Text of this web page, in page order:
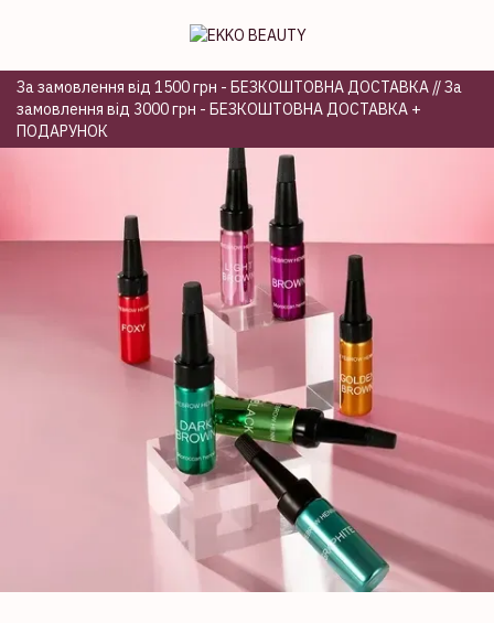
За замовлення від 1500 грн - БЕЗКОШТОВНА ДОСТАВКА // За
замовлення від 3000 грн - БЕЗКОШТОВНА ДОСТАВКА +
ПОДАРУНОК